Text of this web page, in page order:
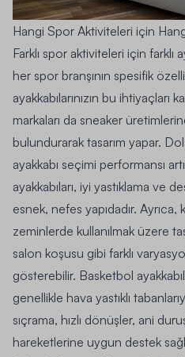
Hangi Spor Aktiviteleri için
Farklı spor aktiviteleri için farklı
her spor branşının spesifik
ayakkabılarınızın bu ihtiyaçları
markaları da sneaker
bulundurarak tasarım yapar.
ayakkabı seçimi performansı
ayakkabıları, iyi yastıklama ve
esnek, nefes yapıdadır. Ayrıca,
zeminlerde kullanılmak üzere
salon koşusu gibi farklı
gösterebilir. Basketbol
genellikle hava yastıklı
sıçrama, hızlı dönüşler, ani
hareketlerine uygun destek